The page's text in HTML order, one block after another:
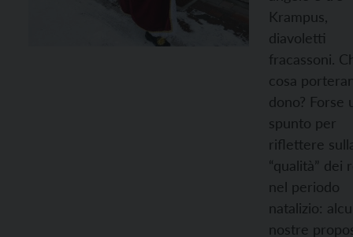
Krampus,
diavoletti
fracassoni.
cosa
dono? Forse
spunto per
riflettere
“qualità” dei
nel periodo
natalizio:
nostre